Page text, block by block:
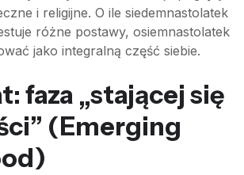
i religijne. O ile siedemnastolatek
różne postawy, osiemnastolatek
jako integralną część siebie.
faza „stającej się
(Emerging